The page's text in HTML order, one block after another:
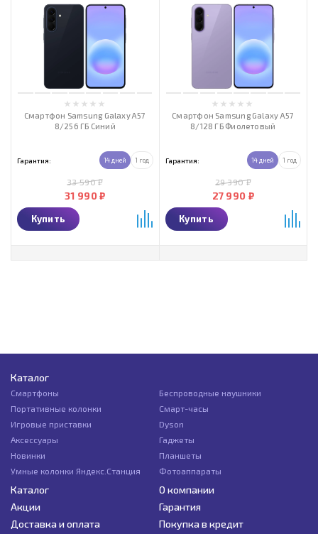
Смартфон Samsung Galaxy A57
8/256 ГБ Синий
Гарантия: 14 дней 1 год
31 990 ₽
33 590 ₽
Купить
Смартфон Samsung Galaxy A57
8/128 ГБ Фиолетовый
Гарантия: 14 дней 1 год
27 990 ₽
29 390 ₽
Купить
Каталог
Смартфоны
Беспроводные наушники
Портативные колонки
Смарт-часы
Игровые приставки
Dyson
Аксессуары
Гаджеты
Новинки
Планшеты
Умные колонки Яндекс.Станция
Фотоаппараты
Каталог
О компании
Акции
Гарантия
Доставка и оплата
Покупка в кредит